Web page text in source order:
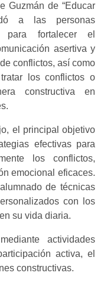
Guzmán de “Educar
a las personas
para fortalecer el
asertiva y
conflictos, así como
los conflictos o
constructiva en
el principal objetivo
efectivas para
los conflictos,
emocional eficaces.
de técnicas
con los
su vida diaria.
actividades
activa, el
constructivas.